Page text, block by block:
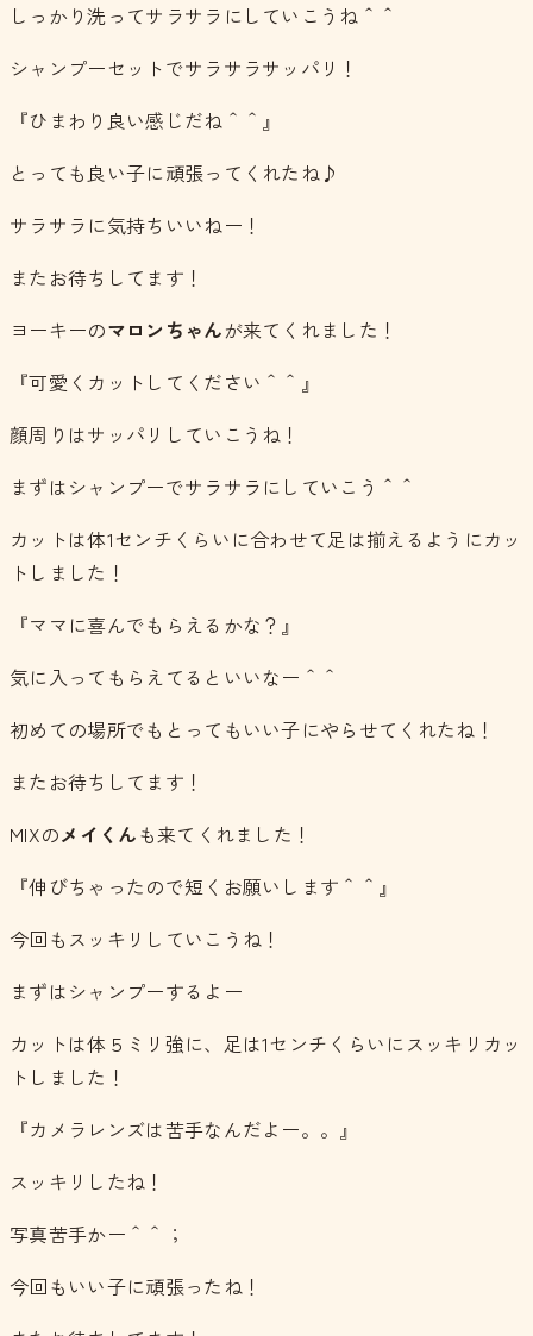
しっかり洗ってサラサラにしていこうね＾＾
シャンプーセットでサラサラサッパリ！
『ひまわり良い感じだね＾＾』
とっても良い子に頑張ってくれたね♪
サラサラに気持ちいいねー！
またお待ちしてます！
ヨーキーのマロンちゃんが来てくれました！
『可愛くカットしてください＾＾』
顔周りはサッパリしていこうね！
まずはシャンプーでサラサラにしていこう＾＾
カットは体1センチくらいに合わせて足は揃えるようにカッ
トしました！
『ママに喜んでもらえるかな？』
気に入ってもらえてるといいなー＾＾
初めての場所でもとってもいい子にやらせてくれたね！
またお待ちしてます！
MIXのメイくんも来てくれました！
『伸びちゃったので短くお願いします＾＾』
今回もスッキリしていこうね！
まずはシャンプーするよー
カットは体５ミリ強に、足は1センチくらいにスッキリカッ
トしました！
『カメラレンズは苦手なんだよー。。』
スッキリしたね！
写真苦手かー＾＾；
今回もいい子に頑張ったね！